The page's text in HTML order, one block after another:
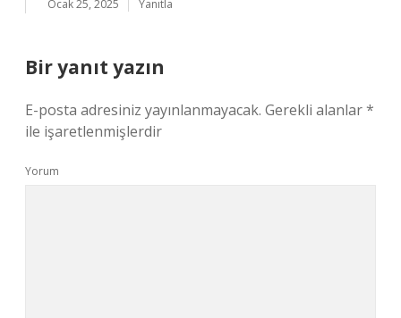
Ocak 25, 2025 Yanıtla
Bir yanıt yazın
E-posta adresiniz yayınlanmayacak. Gerekli alanlar*
ile işaretlenmişlerdir
Yorum